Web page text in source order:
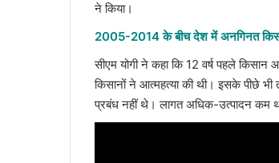
ने किया।
2005-2014 के बीच देश में अनगिनत
सीएम योगी ने कहा कि 12 वर्ष पहले
किसानों ने आत्महत्या की थी। इसके पीछे
प्रबंध नहीं थे। लागत अधिक-उत्पादन कम